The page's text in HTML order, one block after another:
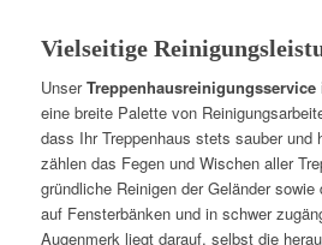
Vielseitige
Unser
eine breite Palette von
dass Ihr Treppenhaus stets sauber und
zählen das Fegen und Wischen aller
gründliche Reinigen der Geländer
auf Fensterbänken und in schwer
Augenmerk liegt darauf, selbst die